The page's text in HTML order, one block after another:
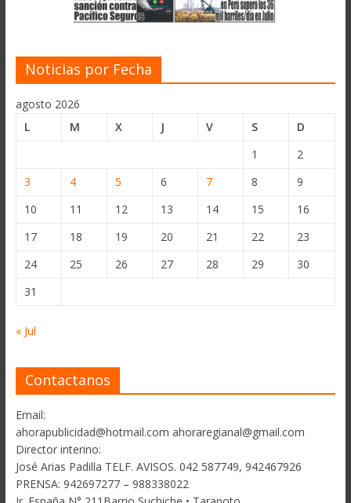
Noticias por Fecha
agosto 2026
L
M X J V S
D
1
2
3
4 5 6 7 8
9
10
11 12 13 14 15
16
17
18 19 20 21 22
23
24
25 26 27 28 29
30
31
« Jul
Contactanos
Email:
ahorapublicidad@hotmail.com ahoraregianal@gmail.com
Director interino:
José Arias Padilla TELF. AVISOS. 042 587749, 942467926
PRENSA: 942697277 – 988338022